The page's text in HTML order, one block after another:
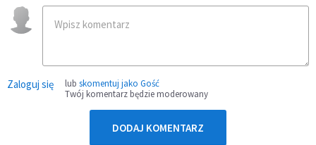
Zaloguj się lub skomentuj jako Gość
Twój komentarz będzie moderowany
DODAJ KOMENTARZ